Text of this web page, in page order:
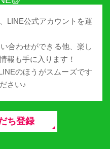
LINE公式アカウントを運
合わせができる他、楽し
報も手に入ります！
のほうがスムーズです
さい♪
ち登録